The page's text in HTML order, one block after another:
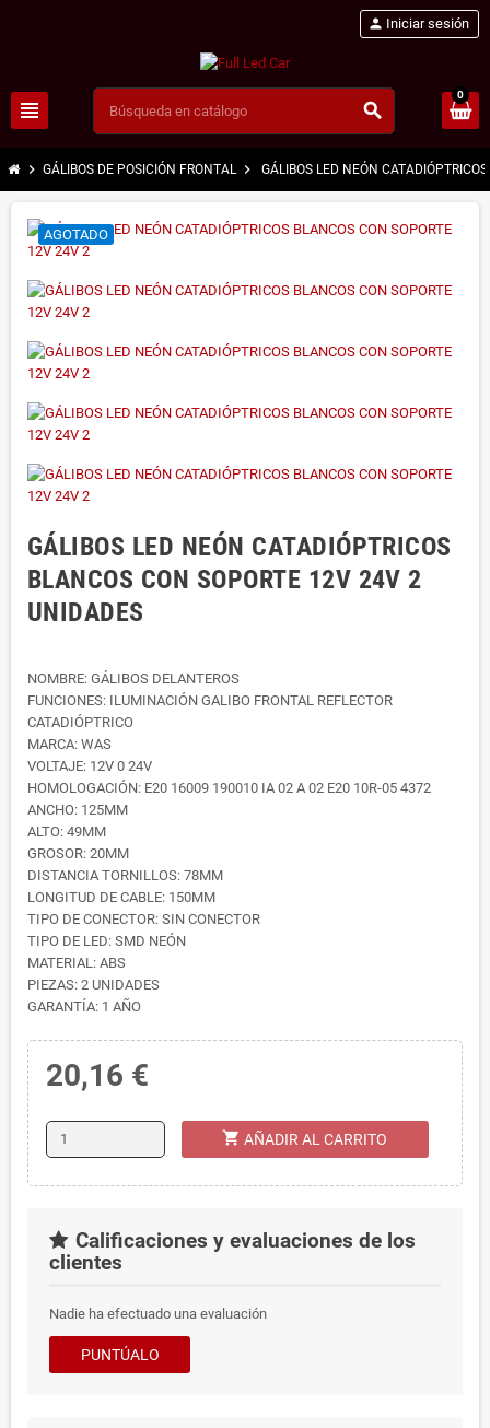
view_headline search
person Iniciar sesión
0
chevron_right GÁLIBOS DE POSICIÓN FRONTAL chevron_right GÁLIBOS LED NEÓN
AGOTADO
GÁLIBOS LED NEÓN CATADIÓPTRICOS
BLANCOS CON SOPORTE 12V 24V 2
UNIDADES
NOMBRE: GÁLIBOS DELANTEROS
FUNCIONES: ILUMINACIÓN GALIBO FRONTAL REFLECTOR
CATADIÓPTRICO
MARCA: WAS
VOLTAJE: 12V 0 24V
HOMOLOGACIÓN: E20 16009 190010 IA 02 A 02 E20 10R-05 4372
ANCHO: 125MM
ALTO: 49MM
GROSOR: 20MM
DISTANCIA TORNILLOS: 78MM
LONGITUD DE CABLE: 150MM
TIPO DE CONECTOR: SIN CONECTOR
TIPO DE LED: SMD NEÓN
MATERIAL: ABS
PIEZAS: 2 UNIDADES
GARANTÍA: 1 AÑO
20,16 €
shopping_cart AÑADIR AL CARRITO
Calificaciones y evaluaciones de los
clientes
Nadie ha efectuado una evaluación
PUNTÚALO